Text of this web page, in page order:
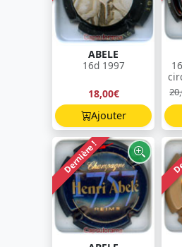
ABELE
16d 1997
18,00€
Ajouter
Dernière !